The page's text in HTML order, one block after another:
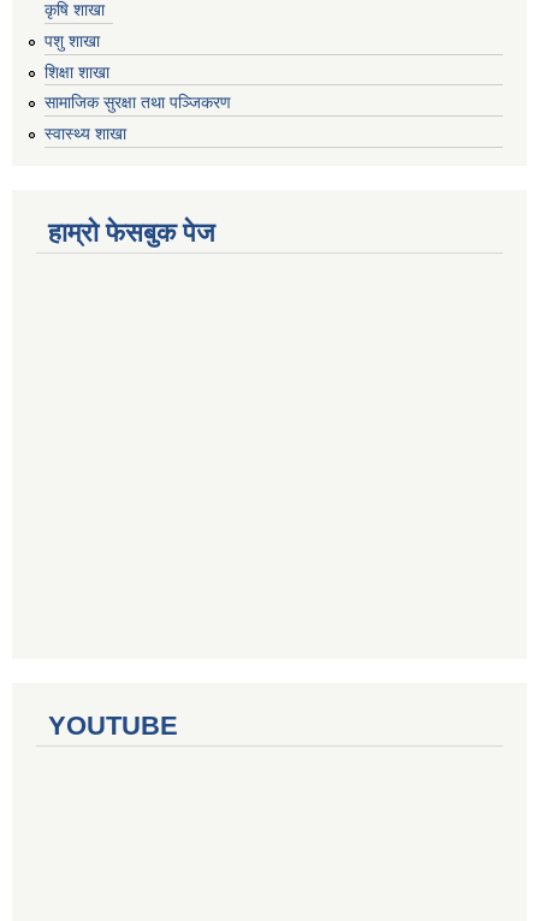
कृषि शाखा
पशु शाखा
शिक्षा शाखा
सामाजिक सुरक्षा तथा पञ्जिकरण
स्वास्थ्य शाखा
हाम्रो फेसबुक पेज
YOUTUBE